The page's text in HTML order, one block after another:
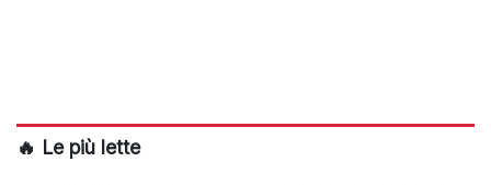
🔥 Le più lette